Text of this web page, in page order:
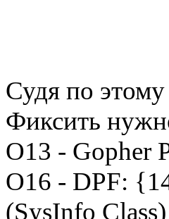
Судя по этому
Фиксить
O13 - Gopher
O16 - DPF:
(SysInfo